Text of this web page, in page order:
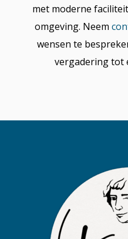
met moderne
omgeving. Neem
wensen te
vergadering tot